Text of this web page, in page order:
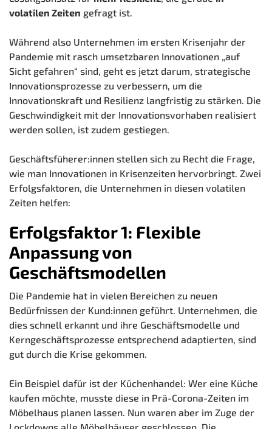
volatilen Zeiten gefragt ist.
Während also Unternehmen im ersten Krisenjahr der
Pandemie mit rasch umsetzbaren Innovationen „auf
Sicht gefahren“ sind, geht es jetzt darum, strategische
Innovationsprozesse zu verbessern, um die
Innovationskraft und Resilienz langfristig zu stärken. Die
Geschwindigkeit mit der Innovationsvorhaben realisiert
werden sollen, ist zudem gestiegen.
Geschäftsfüherer:innen stellen sich zu Recht die Frage,
wie man Innovationen in Krisenzeiten hervorbringt. Zwei
Erfolgsfaktoren, die Unternehmen in diesen volatilen
Zeiten helfen:
Erfolgsfaktor 1: Flexible
Anpassung von
Geschäftsmodellen
Die Pandemie hat in vielen Bereichen zu neuen
Bedürfnissen der Kund:innen geführt. Unternehmen, die
dies schnell erkannt und ihre Geschäftsmodelle und
Kerngeschäftsprozesse entsprechend adaptierten, sind
gut durch die Krise gekommen.
Ein Beispiel dafür ist der Küchenhandel: Wer eine Küche
kaufen möchte, musste diese in Prä-Corona-Zeiten im
Möbelhaus planen lassen. Nun waren aber im Zuge der